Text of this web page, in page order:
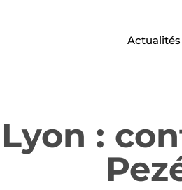
Actualités
: